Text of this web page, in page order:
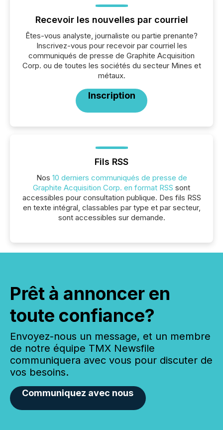
Recevoir les nouvelles par courriel
Êtes-vous analyste, journaliste ou partie prenante?
Inscrivez-vous pour recevoir par courriel les
communiqués de presse de Graphite Acquisition
Corp. ou de toutes les sociétés du secteur Mines et
métaux.
Inscription
Fils RSS
Nos 10 derniers communiqués de presse de
Graphite Acquisition Corp. en format RSS sont
accessibles pour consultation publique. Des fils RSS
en texte intégral, classables par type et par secteur,
sont accessibles sur demande.
Prêt à annoncer en
toute confiance?
Envoyez-nous un message, et un membre
de notre équipe TMX Newsfile
communiquera avec vous pour discuter de
vos besoins.
Communiquez avec nous